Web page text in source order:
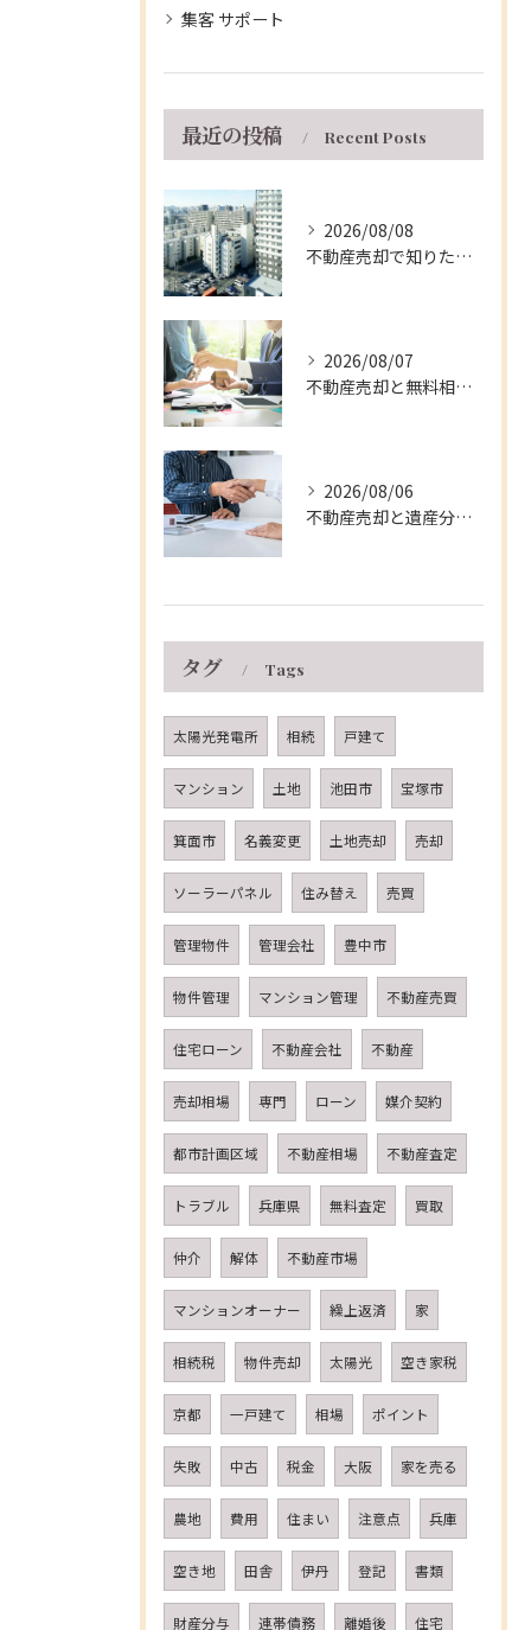
集客 サポート
最近の投稿 Recent Posts
2026/08/08
不動産売却で知りたい兵庫県伊丹市マンションの手取り額と5年ルールの活用法
2026/08/07
不動産売却と無料相談を兵庫県伊丹市で安心して進める窓口・支援制度の徹底ガイド
2026/08/06
不動産売却と遺産分割を兵庫県伊丹市で円滑に進める実践的な手順と注意点
タグ Tags
太陽光発電所 相続 戸建て
マンション 土地 池田市 宝塚市
箕面市 名義変更 土地売却 売却
ソーラーパネル 住み替え 売買
管理物件 管理会社 豊中市
物件管理 マンション管理 不動産売買
住宅ローン 不動産会社 不動産
売却相場 専門 ローン 媒介契約
都市計画区域 不動産相場 不動産査定
トラブル 兵庫県 無料査定 買取
仲介 解体 不動産市場
マンションオーナー 繰上返済 家
相続税 物件売却 太陽光 空き家税
京都 一戸建て 相場 ポイント
失敗 中古 税金 大阪 家を売る
農地 費用 住まい 注意点 兵庫
空き地 田舎 伊丹 登記 書類
財産分与 連帯債務 離婚後 住宅